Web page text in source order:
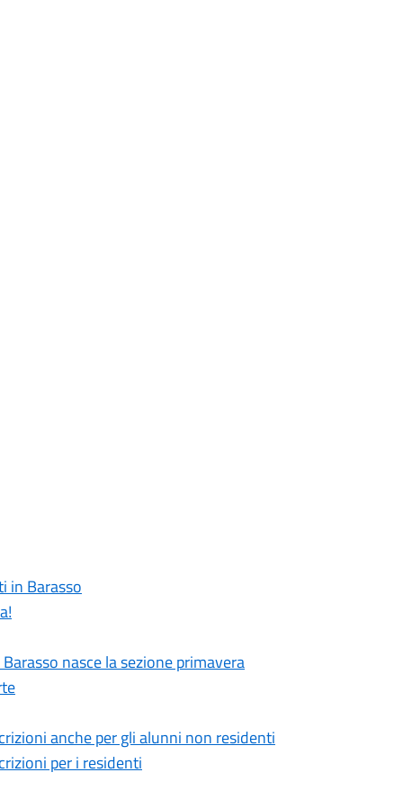
in Barasso
nasce la sezione primavera
anche per gli alunni non residenti
per i residenti